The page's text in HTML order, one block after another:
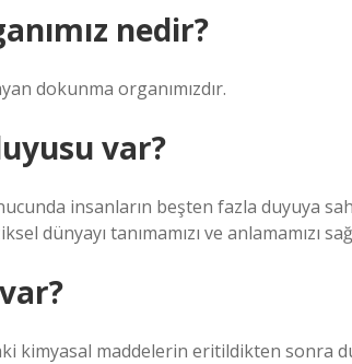
nedir?
dokunma organımızdır.
var?
insanların beşten fazla duyuya
dünyayı tanımamızı ve anlamamızı
kimyasal maddelerin eritildikten sonra